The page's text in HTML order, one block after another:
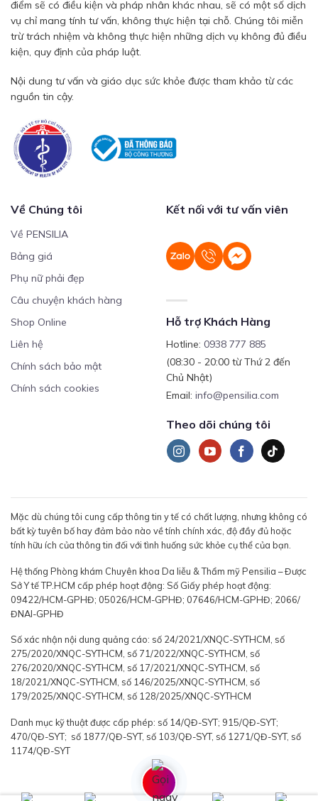
điểm sẽ có điều kiện và pháp nhân khác nhau, sẽ có một số dịch
vụ chỉ mang tính tư vấn, không thực hiện tại chỗ. Chúng tôi miễn
trừ trách nhiệm và không thực hiện những dịch vụ không đủ điều
kiện, quy định của pháp luật.
Nội dung tư vấn và giáo dục sức khỏe được tham khảo từ các
nguồn tin cậy.
Về Chúng tôi
Về PENSILIA
Bảng giá
Phụ nữ phải đẹp
Câu chuyện khách hàng
Shop Online
Liên hệ
Chính sách bảo mật
Chính sách cookies
Kết nối với tư vấn viên
Hỗ trợ Khách Hàng
Hotline: 0938 777 885
(08:30 - 20:00 từ Thứ 2 đến
Chủ Nhật)
Email: info@pensilia.com
Theo dõi chúng tôi
Mặc dù chúng tôi cung cấp thông tin y tế có chất lượng, nhưng không có
bất kỳ tuyên bố hay đảm bảo nào về tính chính xác, độ đầy đủ hoặc
tính hữu ích của thông tin đối với tình huống sức khỏe cụ thể của bạn.
Hệ thống Phòng khám Chuyên khoa Da liễu & Thẩm mỹ Pensilia – Được
Sở Y tế TP.HCM cấp phép hoạt động: Số Giấy phép hoạt động:
09422/HCM-GPHĐ; 05026/HCM-GPHĐ; 07646/HCM-GPHĐ; 2066/
ĐNAI-GPHĐ
Số xác nhận nội dung quảng cáo: số 24/2021/XNQC-SYTHCM, số
275/2020/XNQC-SYTHCM, số 71/2022/XNQC-SYTHCM, số
276/2020/XNQC-SYTHCM, số 17/2021/XNQC-SYTHCM, số
18/2021/XNQC-SYTHCM, số 146/2025/XNQC-SYTHCM, số
179/2025/XNQC-SYTHCM, số 128/2025/XNQC-SYTHCM
Danh mục kỹ thuật được cấp phép: số 14/QĐ-SYT; 915/QĐ-SYT;
470/QĐ-SYT; số 1877/QĐ-SYT, số 103/QĐ-SYT, số 1271/QĐ-SYT, số
1174/QĐ-SYT